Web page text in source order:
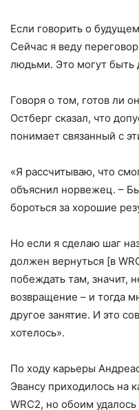
Если говорить о
Сейчас я веду
людьми. Это могут быть
Говоря о том, готов ли
Остберг сказал, что
понимает связанный с
«Я рассчитываю, что
объяснил норвежец. –
бороться за хорошие
Но если я сделаю шаг
должен вернуться [в
побеждать там, значит,
возвращение – и тогда
другое занятие. И это
хотелось».
По ходу карьеры
Эвансу приходилось на
WRC2, но обоим